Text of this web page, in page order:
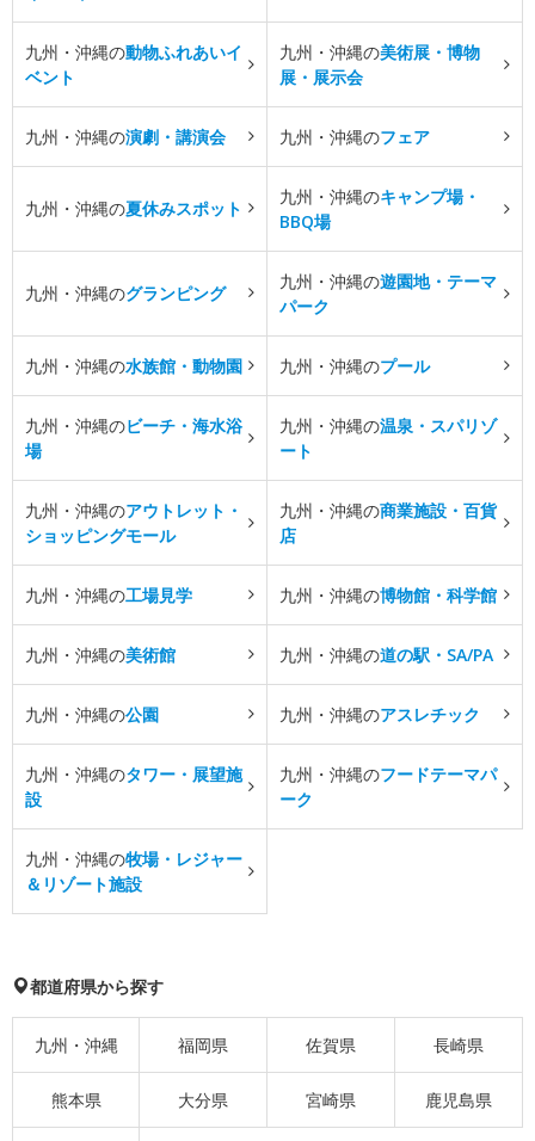
九州・沖縄の動物ふれあいイ
ベント
九州・沖縄の美術展・博物
展・展示会
九州・沖縄の演劇・講演会 九州・沖縄のフェア
九州・沖縄の夏休みスポット
九州・沖縄のキャンプ場・
BBQ場
九州・沖縄のグランピング
九州・沖縄の遊園地・テーマ
パーク
九州・沖縄の水族館・動物園 九州・沖縄のプール
九州・沖縄のビーチ・海水浴
場
九州・沖縄の温泉・スパリゾ
ート
九州・沖縄のアウトレット・
ショッピングモール
九州・沖縄の商業施設・百貨
店
九州・沖縄の工場見学 九州・沖縄の博物館・科学館
九州・沖縄の美術館 九州・沖縄の道の駅・SA/PA
九州・沖縄の公園 九州・沖縄のアスレチック
九州・沖縄のタワー・展望施
設
九州・沖縄のフードテーマパ
ーク
九州・沖縄の牧場・レジャー
＆リゾート施設
都道府県から探す
九州・沖縄 福岡県 佐賀県 長崎県
熊本県 大分県 宮崎県 鹿児島県